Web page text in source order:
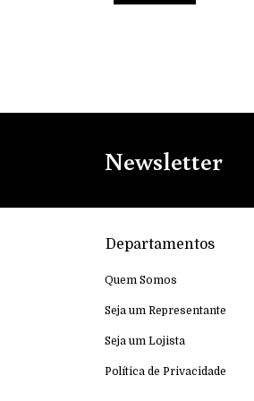
Newsletter
Departamentos
Quem Somos
Seja um Representante
Seja um Lojista
Política de Privacidade